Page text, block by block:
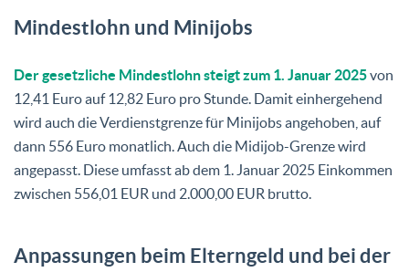
Mindestlohn und Minijobs
Der gesetzliche Mindestlohn steigt zum 1. Januar 2025von
12,41 Euro auf 12,82 Euro pro Stunde. Damit einhergehend
wird auch die Verdienstgrenze für Minijobs angehoben, auf
dann 556 Euro monatlich. Auch die Midijob-Grenze wird
angepasst. Diese umfasst ab dem 1. Januar 2025 Einkommen
zwischen 556,01 EUR und 2.000,00 EUR brutto.
Anpassungen beim Elterngeld und bei der